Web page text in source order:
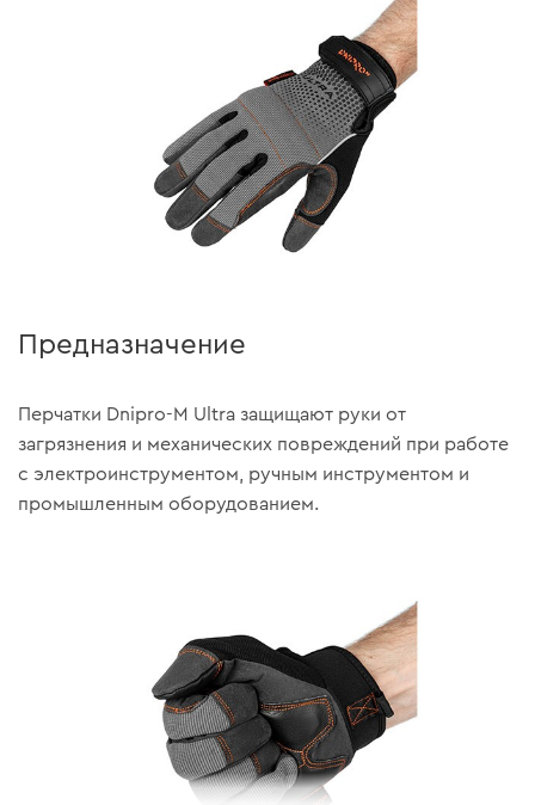
Предназначение
Перчатки Dnipro-M Ultra защищают руки от
загрязнения и механических повреждений при работе
с электроинструментом, ручным инструментом и
промышленным оборудованием.